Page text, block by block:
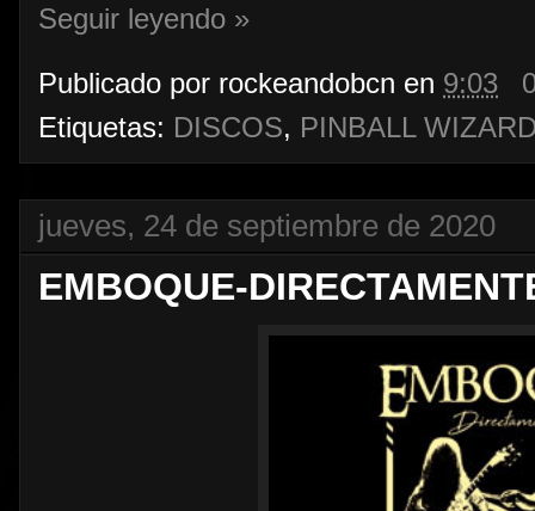
Seguir leyendo »
Publicado por rockeandobcn en 9:03
Etiquetas: DISCOS, PINBALL
jueves, 24 de septiembre de 2020
EMBOQUE-